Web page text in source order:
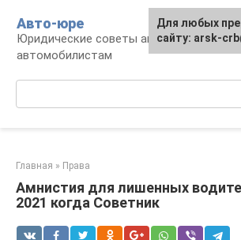
контенту
Авто-юре
Юридические советы автовладельцам
автомобилистам
Главная » Права
Амнистия для лишенных
2021 когда Советник
Для любых
сайту: arsk-